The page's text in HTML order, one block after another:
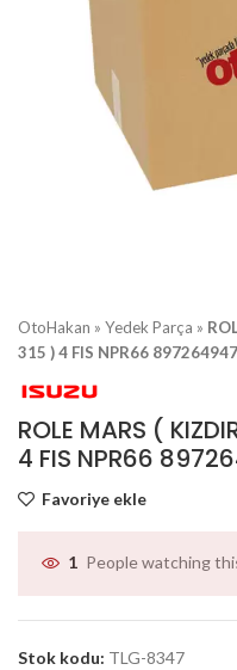
OtoHakan » Yedek Parça »
315 ) 4 FIS NPR66
ROLE MARS (
4 FIS NPR66
Favoriye ekle
1 People watching
Stok kodu: TLG-8347